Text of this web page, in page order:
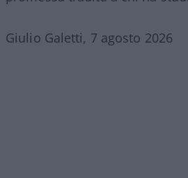
Giulio Galetti, 7 agosto 2026